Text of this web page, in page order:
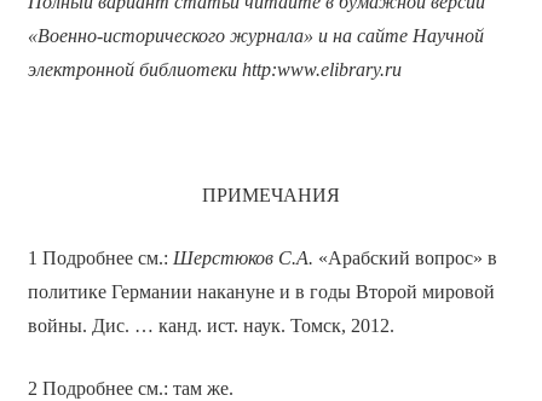
«Военно-исторического журнала» и на сайте Научной
электронной библиотеки http:www.elibrary.ru
ПРИМЕЧАНИЯ
1 Подробнее см.: Шерстюков С.А. «Арабский вопрос» в
политике Германии накануне и в годы Второй мировой
войны. Дис. … канд. ист. наук. Томск, 2012.
2 Подробнее см.: там же.